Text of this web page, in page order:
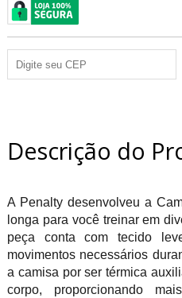
Descrição do
A Penalty desenvolveu a
longa para você treinar em
peça conta com tecido
movimentos necessários
a camisa por ser térmica
corpo, proporcionando